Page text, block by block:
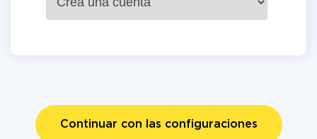
Continuar con las configuraciones